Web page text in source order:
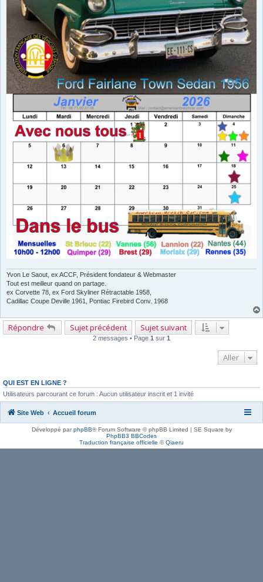
Yvon Le Saout, ex ACCF, Président fondateur & Webmaster
Tout est meilleur quand on partage.
ex Corvette 78, ex Ford Skyliner Rétractable 1958,
Cadillac Coupe Deville 1961, Pontiac Firebird Conv. 1968
Répondre Sujet précédent Sujet suivant
2 messages • Page 1 sur 1
Aller
QUI EST EN LIGNE ?
Utilisateurs parcourant ce forum : Aucun utilisateur inscrit et 1 invité
Site Web Accueil forum
Développé parphpBB® Forum Software © phpBB Limited | SE Square by
PhpBB3 BBCodes
Traduction française officielle ©Qiaeru